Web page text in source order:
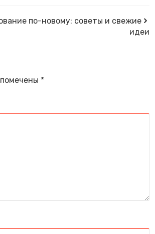
по-новому: советы и свежие
идеи
*